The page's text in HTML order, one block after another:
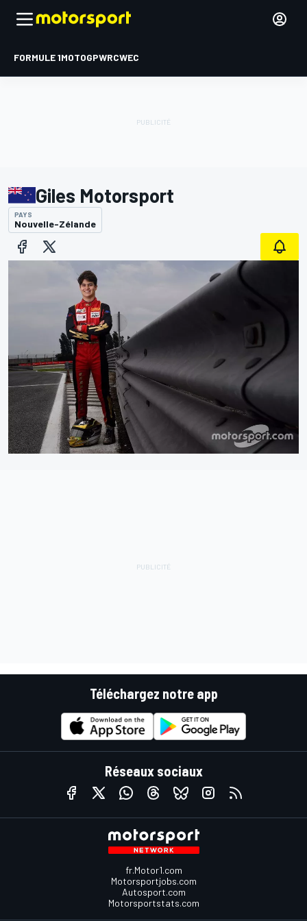
FORMULE 1MOTOGPWRCWEC
Giles Motorsport
PAYS
Nouvelle-Zélande
Téléchargez notre app
Réseaux sociaux
fr.Motor1.com
Motorsportjobs.com
Autosport.com
Motorsportstats.com